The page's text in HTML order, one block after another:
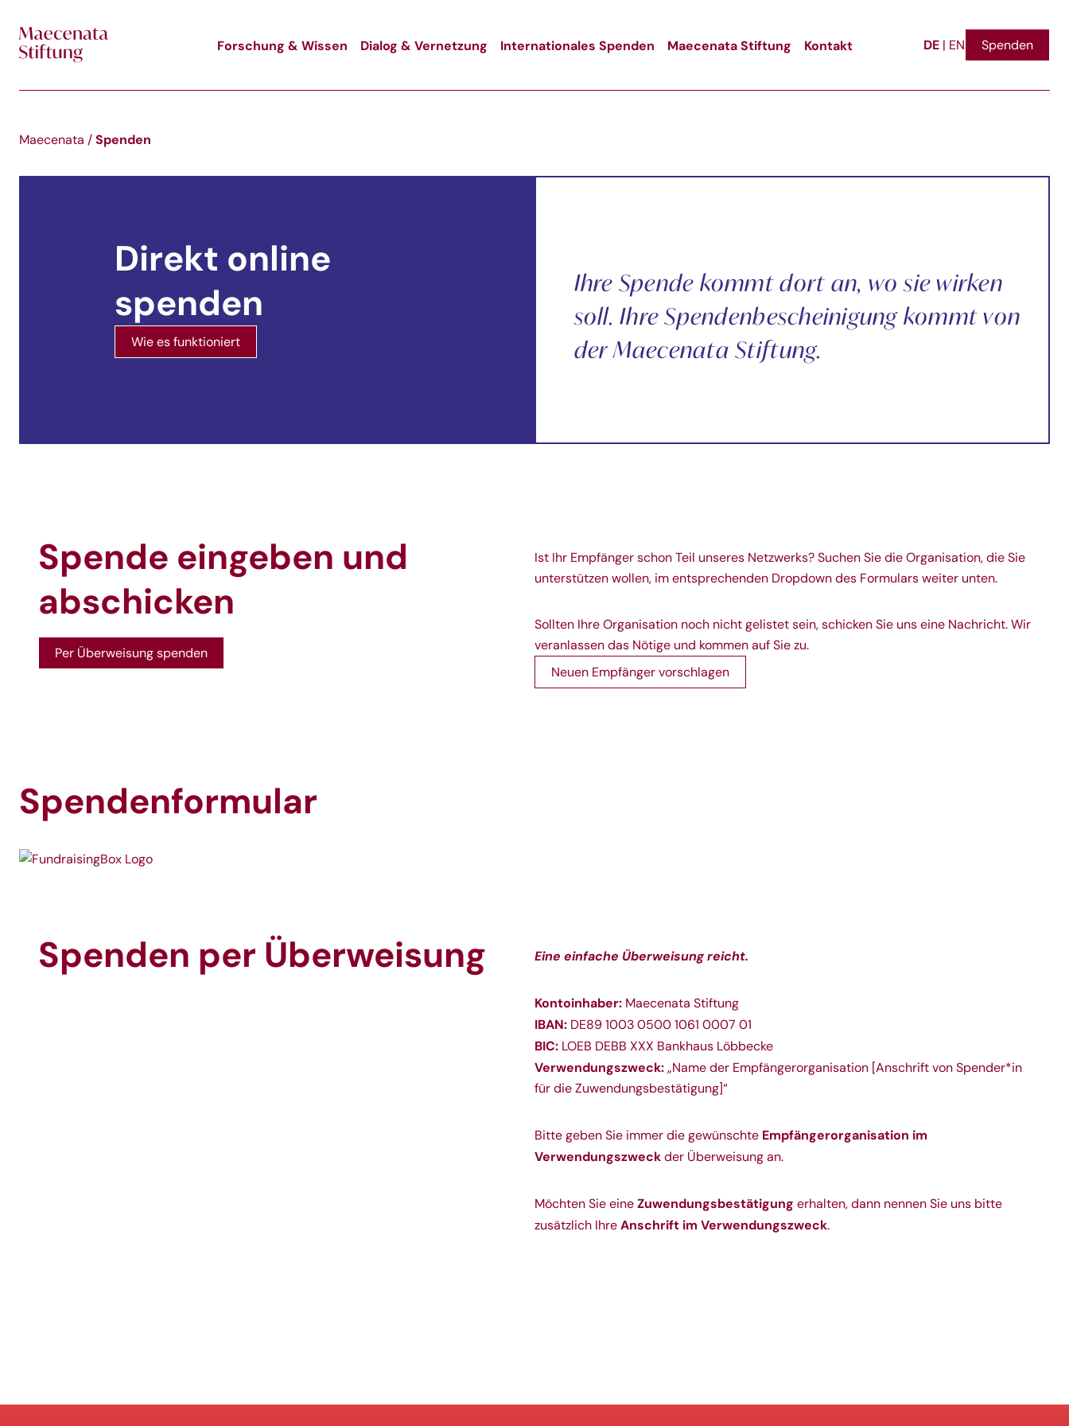
Forschung & Wissen Dialog & Vernetzung Internationales Spenden Maecenata Stiftung Kontakt DE | EN Spenden
Maecenata / Spenden
Direkt online
spenden
Wie es funktioniert
Ihre Spende kommt dort an, wo sie wirken
soll. Ihre Spendenbescheinigung kommt von
der Maecenata Stiftung.
Spende eingeben und
abschicken
Per Überweisung spenden
Ist Ihr Empfänger schon Teil unseres Netzwerks? Suchen Sie die Organisation, die Sie
unterstützen wollen, im entsprechenden Dropdown des Formulars weiter unten.
Sollten Ihre Organisation noch nicht gelistet sein, schicken Sie uns eine Nachricht. Wir
veranlassen das Nötige und kommen auf Sie zu.
Neuen Empfänger vorschlagen
Spendenformular
Spenden per Überweisung Eine einfache Überweisung reicht.
Kontoinhaber: Maecenata Stiftung
IBAN: DE89 1003 0500 1061 0007 01
BIC: LOEB DEBB XXX Bankhaus Löbbecke
Verwendungszweck: „Name der Empfängerorganisation [Anschrift von Spender*in
für die Zuwendungsbestätigung]“
Bitte geben Sie immer die gewünschte Empfängerorganisation im
Verwendungszweck der Überweisung an.
Möchten Sie eine Zuwendungsbestätigung erhalten, dann nennen Sie uns bitte
zusätzlich Ihre Anschrift im Verwendungszweck.